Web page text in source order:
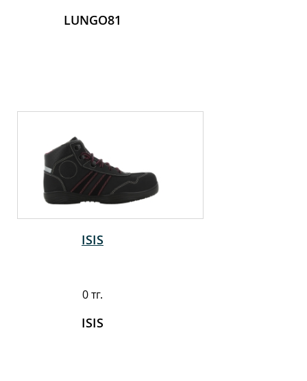
LUNGO81
ISIS
0 тг.
ISIS